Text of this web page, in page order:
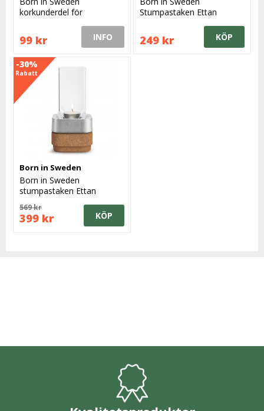
korkunderdel för
99 kr INFO
Stumpastaken Ettan
249 kr KÖP
-30%
Rabatt
Born in Sweden
Born in Sweden
stumpastaken Ettan
569 kr
399 kr KÖP